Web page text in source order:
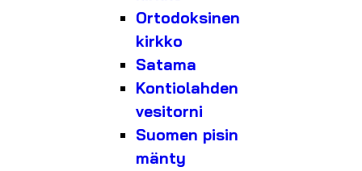
Ortodoksinen
kirkko
Satama
Kontiolahden
vesitorni
Suomen pisin
mänty